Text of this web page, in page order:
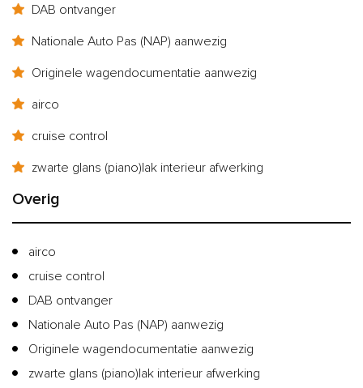
DAB ontvanger
Nationale Auto Pas (NAP) aanwezig
Originele wagendocumentatie aanwezig
airco
cruise control
zwarte glans (piano)lak interieur afwerking
Overig
airco
cruise control
DAB ontvanger
Nationale Auto Pas (NAP) aanwezig
Originele wagendocumentatie aanwezig
zwarte glans (piano)lak interieur afwerking